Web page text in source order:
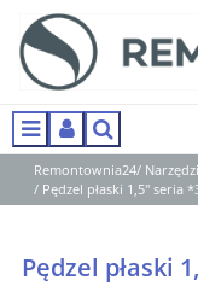
MenuPanelSzukaj
Remontownia24/
/ Pędzel płaski 1,5" seria
Pędzel płaski